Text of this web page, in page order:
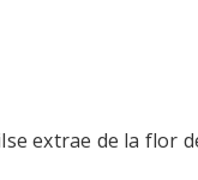
extrae de la flor